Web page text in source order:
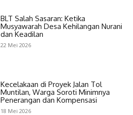
BLT Salah Sasaran: Ketika
Musyawarah Desa Kehilangan Nurani
dan Keadilan
22 Mei 2026
Kecelakaan di Proyek Jalan Tol
Muntilan, Warga Soroti Minimnya
Penerangan dan Kompensasi
18 Mei 2026